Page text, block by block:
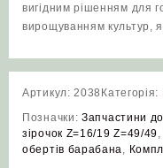
вигідним рішенням для
вирощуванням культур,
Артикул: 2038 Категорія:
Позначки: Запчастини
зірочок Z=16/19 Z=49/49
обертів барабана